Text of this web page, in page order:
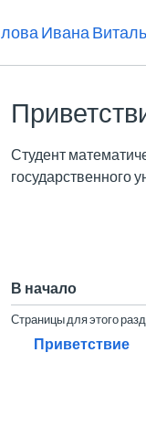
Ивана
Студент
государственного
В начало
Страницы для этого
Приветствие